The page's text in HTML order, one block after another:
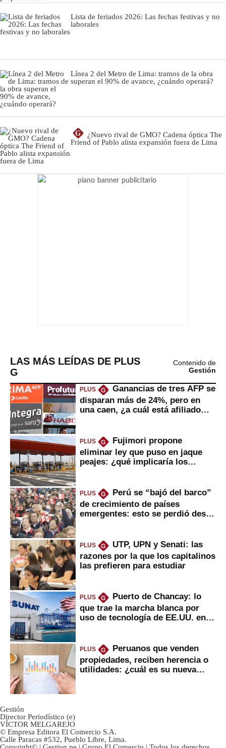
Lista de feriados 2026: Las fechas festivas y no
laborales
Línea 2 del Metro de Lima: tramos de la obra
superan el 90% de avance, ¿cuándo operará?
G
¿Nuevo rival de GMO? Cadena óptica The
Friend of Pablo alista expansión fuera de Lima
LAS MÁS LEÍDAS DE PLUS
G
Contenido de
Gestión
PLUS G
Ganancias de tres AFP se
disparan más de 24%, pero en
una caen, ¿a cuál está afiliado
PLUS G
Fujimori propone
eliminar ley que puso en jaque
peajes: ¿qué implicaría los
PLUS G
Perú se “bajó del barco”
de crecimiento de países
emergentes: esto se perdió desde
PLUS G
UTP, UPN y Senati: las
razones por la que los capitalinos
las prefieren para estudiar
PLUS G
Puerto de Chancay: lo
que trae la marcha blanca por
uso de tecnología de EE.UU. en
PLUS G
Peruanos que venden
propiedades, reciben herencia o
utilidades: ¿cuál es su nueva
Gestión
Director Periodístico (e)
VÍCTOR MELGAREJO
© Empresa Editora El Comercio S.A.
Calle Paracas #532, Pueblo Libre, Lima.